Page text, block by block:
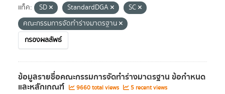
แท็ค:
SD StandardDGA
SC
คณะกรรมการจัดทำร่างมาตรฐาน
กรองผลลัพธ์
ข้อมูลรายชื่อคณะกรรมการจัดทำร่างมาตรฐาน ข้อกำหนด
และหลักเกณฑ์ 9660 total views 5 recent views